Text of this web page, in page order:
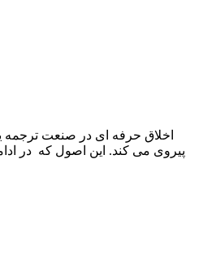
اخلاق حرفه ای در صنعت ترجمه